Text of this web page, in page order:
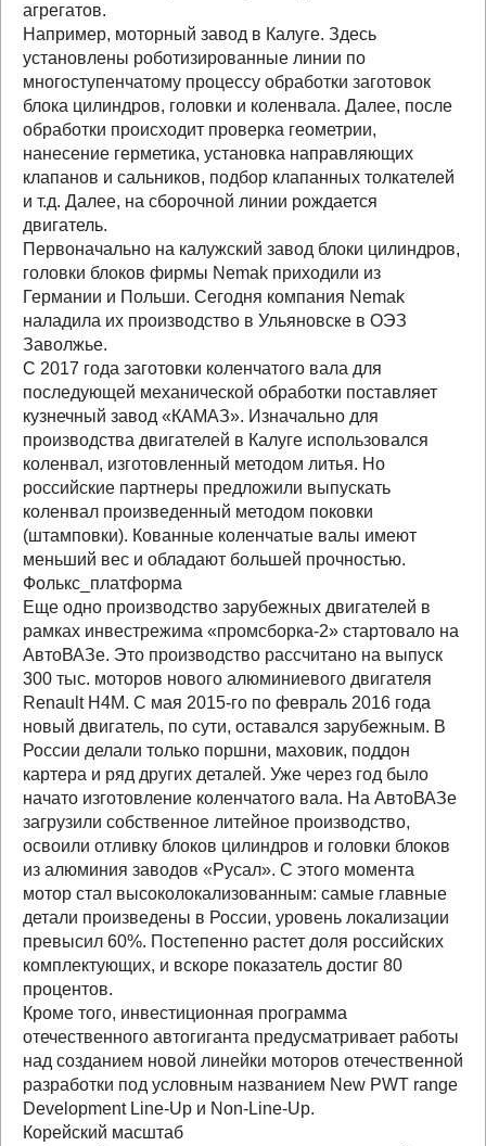
агрегатов.
Например, моторный завод в Калуге. Здесь
установлены роботизированные линии по
многоступенчатому процессу обработки заготовок
блока цилиндров, головки и коленвала. Далее, после
обработки происходит проверка геометрии,
нанесение герметика, установка направляющих
клапанов и сальников, подбор клапанных толкателей
и т.д. Далее, на сборочной линии рождается
двигатель.
Первоначально на калужский завод блоки цилиндров,
головки блоков фирмы Nemak приходили из
Германии и Польши. Сегодня компания Nemak
наладила их производство в Ульяновске в ОЭЗ
Заволжье.
С 2017 года заготовки коленчатого вала для
последующей механической обработки поставляет
кузнечный завод «КАМАЗ». Изначально для
производства двигателей в Калуге использовался
коленвал, изготовленный методом литья. Но
российские партнеры предложили выпускать
коленвал произведенный методом поковки
(штамповки). Кованные коленчатые валы имеют
меньший вес и обладают большей прочностью.
Фолькс_платформа
Еще одно производство зарубежных двигателей в
рамках инвестрежима «промсборка-2» стартовало на
АвтоВАЗе. Это производство рассчитано на выпуск
300 тыс. моторов нового алюминиевого двигателя
Renault H4M. С мая 2015-го по февраль 2016 года
новый двигатель, по сути, оставался зарубежным. В
России делали только поршни, маховик, поддон
картера и ряд других деталей. Уже через год было
начато изготовление коленчатого вала. На АвтоВАЗе
загрузили собственное литейное производство,
освоили отливку блоков цилиндров и головки блоков
из алюминия заводов «Русал». С этого момента
мотор стал высоколокализованным: самые главные
детали произведены в России, уровень локализации
превысил 60%. Постепенно растет доля российских
комплектующих, и вскоре показатель достиг 80
процентов.
Кроме того, инвестиционная программа
отечественного автогиганта предусматривает работы
над созданием новой линейки моторов отечественной
разработки под условным названием New PWT range
Development Line-Up и Non-Line-Up.
Корейский масштаб